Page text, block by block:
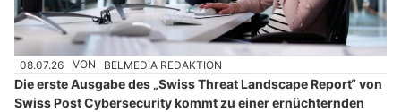
08.07.26 VON BELMEDIA REDAKTION
Die erste Ausgabe des „Swiss Threat Landscape Report“ von
Swiss Post Cybersecurity kommt zu einer ernüchternden